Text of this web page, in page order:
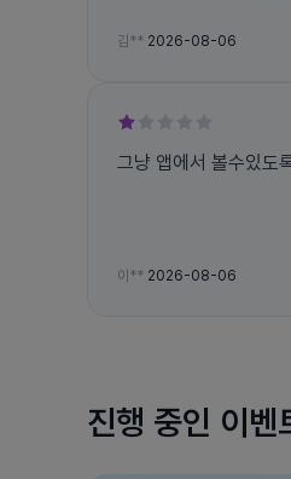
김** 2026-08-06
그냥 앱에서 볼수있도
이** 2026-08-06
진행 중인 이벤